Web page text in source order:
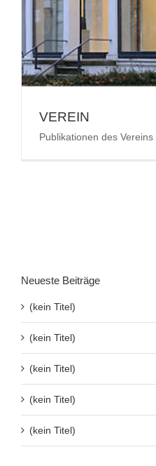
nach:
VEREIN
Publikationen des Vereins
Neueste Beiträge
(kein Titel)
(kein Titel)
(kein Titel)
(kein Titel)
(kein Titel)